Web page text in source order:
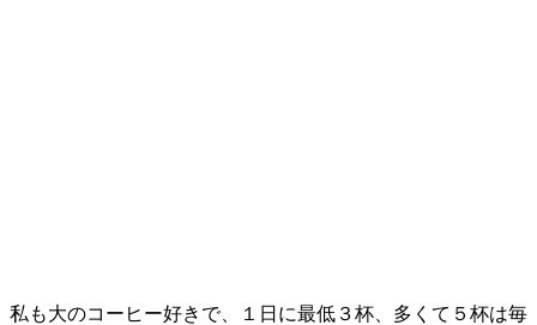
私も大のコーヒー好きで、１日に最低３杯、多くて５杯は毎